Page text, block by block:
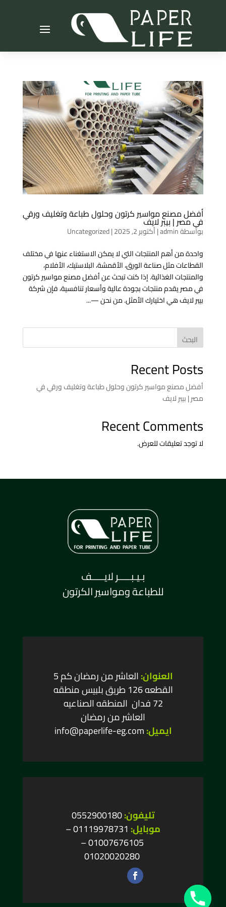
أفضل مصنع مواسير كرتون وحلول طباعة وتغليف ورقي
في مصر | بيبر لايف
بواسطةadmin
|أكتوبر 2, 2025 |
Uncategorized
واحدة من أهم المنتجات التي لا يمكن الاستغناء عنها في مختلف
القطاعات مثل صناعة الورق، الأقمشة، البلاستيك، الأفلام،
والمنتجات الغذائية. إذا كنت تبحث عن أفضل مصنع مواسير كرتون
في مصر يقدم منتجات بجودة عالية وأسعار تنافسية، فإن شركة
بيبر لايف هي اختيارك الأمثل. من نحن —...
البحث
Recent Posts
أفضل مصنع مواسير كرتون وحلول طباعة وتغليف ورقي في
مصر | بيبر لايف
Recent Comments
لا توجد تعليقات للعرض.
بـيـبـــــر لايـــــف
للطباعة ومواسير الكرتون
العنوان:
العاشر من رمضان كم 5
القطعه 126 طريق بلبيس منطقه
72 فدان المنطقه الصناعيه
العاشر من رمضان
ايميل:
تليفون:0552900180
موبايل: 01119978731
–
01007676105
–
01020020280